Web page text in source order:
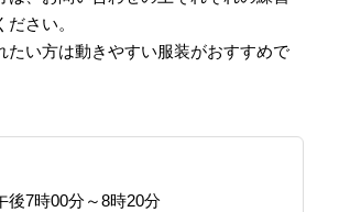
さい。
たい方は動きやすい服装がおすすめで
7時00分～8時20分